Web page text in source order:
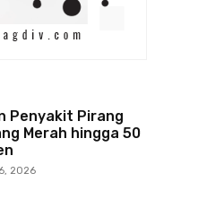
Penyakit Pirang
Merah hingga 50
2026